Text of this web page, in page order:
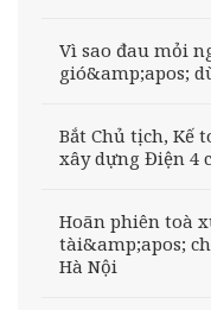
Vì sao đau mỏi
gió&amp;apos;
Bắt Chủ tịch, Kế
xây dựng Điện 4
Hoãn phiên toà
tài&amp;apos;
Hà Nội